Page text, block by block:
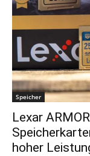
Speicher
Lexar
hoher